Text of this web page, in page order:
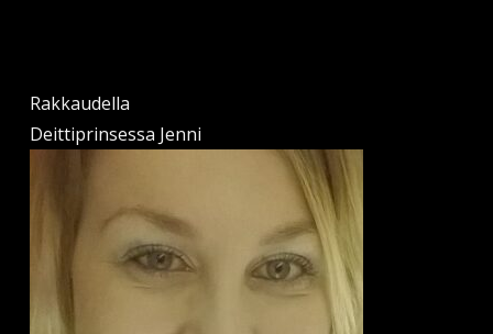
Rakkaudella
Deittiprinsessa Jenni